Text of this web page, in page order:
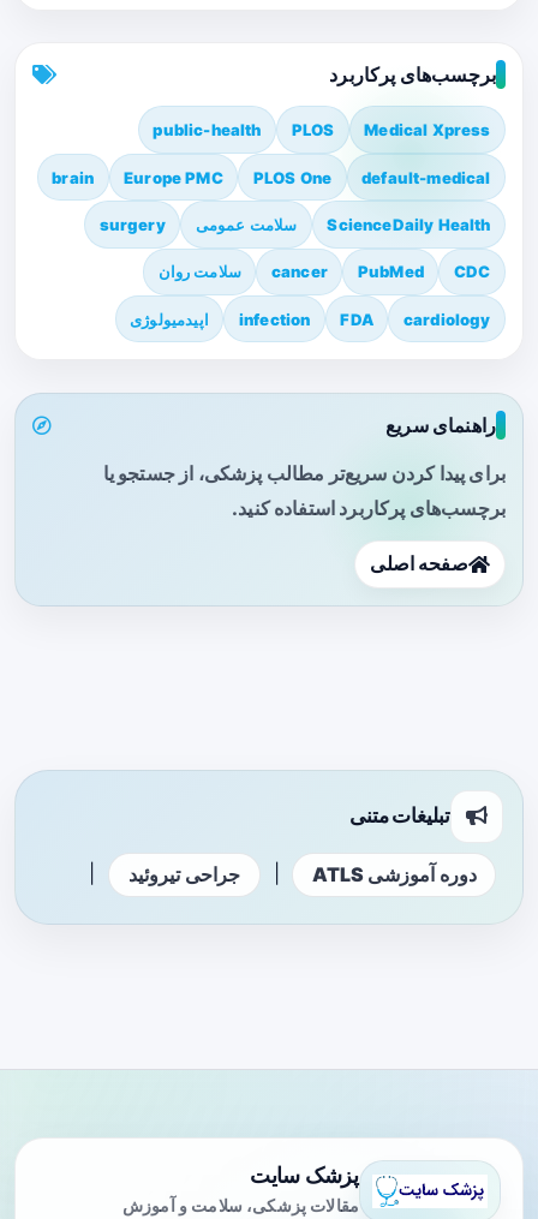
برچسب‌های پرکاربرد
Medical Xpress
PLOS
public-health
default-medical
PLOS One
Europe PMC
brain
ScienceDaily Health سلامت عمومی surgery
CDC
PubMed
cancer سلامت روان
cardiology
FDA
infection اپیدمیولوژی
راهنمای سریع
برای پیدا کردن سریع‌تر مطالب پزشکی، از جستجو یا
برچسب‌های پرکاربرد استفاده کنید.
صفحه اصلی
تبلیغات متنی
دوره آموزشی ATLS جراحی تیروئید
پزشک سایت
مقالات پزشکی، سلامت و آموزش